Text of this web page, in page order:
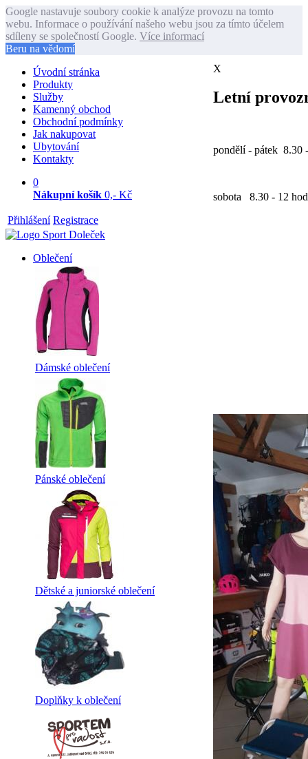
Google nastavuje soubory cookie k analýze provozu na tomto
webu. Informace o používání našeho webu jsou za tímto účelem
sdíleny se společností Google. Více informací
Beru na vědomí
X
Letní
pondělí - pátek 8.30
sobota 8.30 - 12 hod
Úvodní stránka
Produkty
Služby
Kamenný obchod
Obchodní podmínky
Jak nakupovat
Ubytování
Kontakty
0
Nákupní košík 0,- Kč
Přihlášení Registrace
Oblečení
Dámské oblečení
Pánské oblečení
Dětské a juniorské oblečení
Doplňky k oblečení